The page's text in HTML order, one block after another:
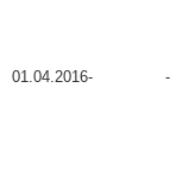
01.04.2016- -